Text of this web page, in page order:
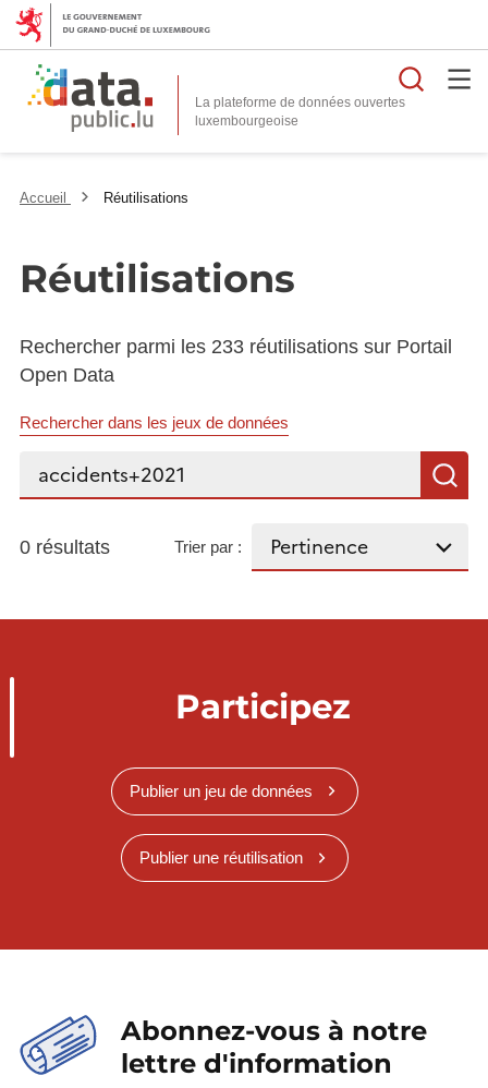
La plateforme de données ouvertes
Accueil Réutilisations
Réutilisations
Rechercher parmi les 233 réutilisations sur Portail
Open Data
Rechercher dans les jeux de données
Rechercher...
0 résultats Trier par :
Participez
Publier un jeu de données
Publier une réutilisation
Abonnez-vous à notre
lettre d'information